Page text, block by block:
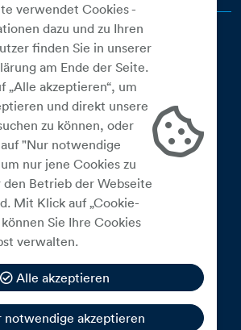
verwendet Cookies -
dazu und zu Ihren
finden Sie in unserer
am Ende der Seite.
„Alle akzeptieren“, um
und direkt unsere
zu können, oder
"Nur notwendige
nur jene Cookies zu
Betrieb der Webseite
Mit Klick auf „Cookie-
Sie Ihre Cookies
verwalten.
Alle akzeptieren
notwendige akzeptieren